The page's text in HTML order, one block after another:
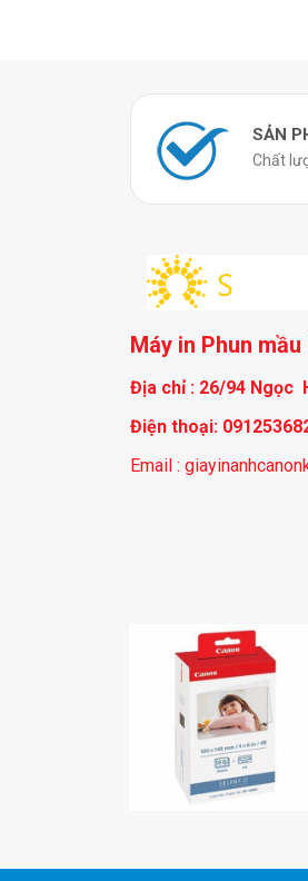
SẢN
Chất
Máy in Phun mầu
Địa chỉ : 26/94 Ngọc
Điện thoại:
Email :